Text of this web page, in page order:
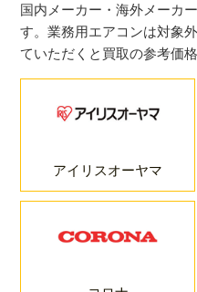
国内メーカー・海外メーカ
す。業務用エアコンは対象
ていただくと買取の参考価
アイリスオーヤマ